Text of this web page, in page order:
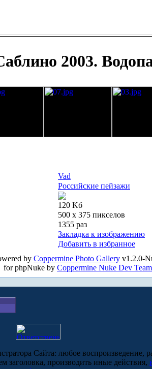
2003.
Vad
Российские пейзажи
120 Kб
500 x 375 пикселов
1355 раз
Закладка к изображению
Добавить в избранное
by Coppermine Photo Gallery v1.2.0-
for phpNuke by Coppermine Nuke Dev Team
Сайта: любое воспроизведение,
заголовка, производить иные действия,